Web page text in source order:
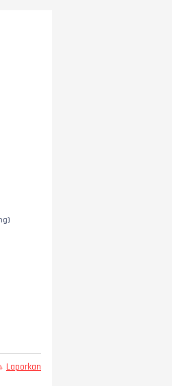
Laporkan